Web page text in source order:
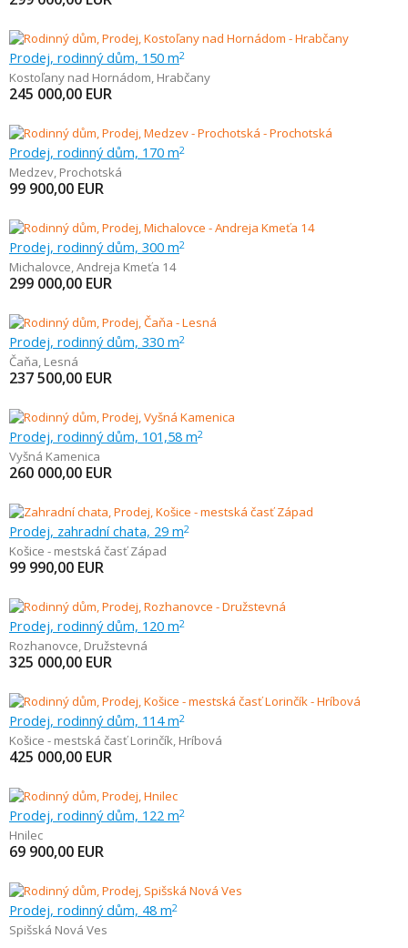
Prodej, rodinný dům, 150 m2
Kostoľany nad Hornádom, Hrabčany
245 000,00 EUR
Prodej, rodinný dům, 170 m2
Medzev, Prochotská
99 900,00 EUR
Prodej, rodinný dům, 300 m2
Michalovce,Andreja Kmeťa 14
299 000,00 EUR
Prodej, rodinný dům, 330 m2
Čaňa, Lesná
237 500,00 EUR
Prodej, rodinný dům, 101,58 m2
Vyšná Kamenica
260 000,00 EUR
Prodej, zahradní chata, 29 m2
Košice - mestská časť Západ
99 990,00 EUR
Prodej, rodinný dům, 120 m2
Rozhanovce, Družstevná
325 000,00 EUR
Prodej, rodinný dům, 114 m2
Košice - mestská časť Lorinčík, Hríbová
425 000,00 EUR
Prodej, rodinný dům, 122 m2
Hnilec
69 900,00 EUR
Prodej, rodinný dům, 48 m2
Spišská Nová Ves